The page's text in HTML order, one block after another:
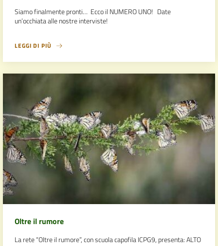
Siamo finalmente pronti… Ecco il NUMERO UNO! Date
un’occhiata alle nostre interviste!
LEGGI DI PIÙ
Oltre il rumore
La rete “Oltre il rumore”, con scuola capofila ICPG9, presenta: ALTO